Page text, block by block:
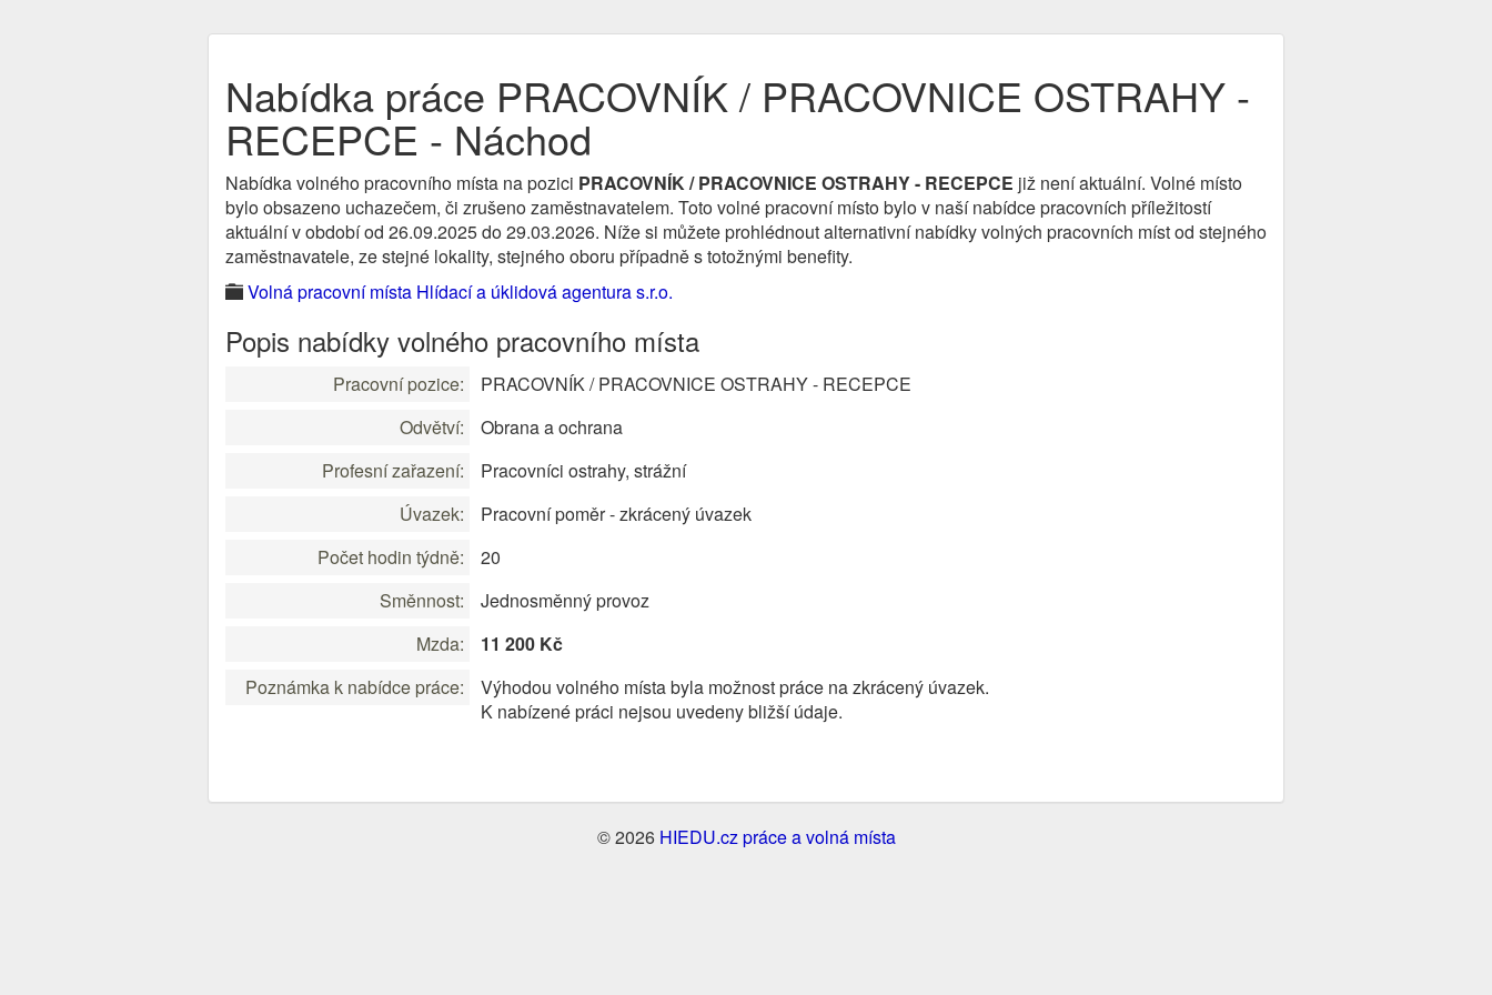
Nabídka práce PRACOVNÍK / PRACOVNICE OSTRAHY -
RECEPCE - Náchod
Nabídka volného pracovního místa na pozici PRACOVNÍK / PRACOVNICE OSTRAHY - RECEPCE již není aktuální. Volné místo
bylo obsazeno uchazečem, či zrušeno zaměstnavatelem. Toto volné pracovní místo bylo v naší nabídce pracovních příležitostí
aktuální v období od 26.09.2025 do 29.03.2026. Níže si můžete prohlédnout alternativní nabídky volných pracovních míst od stejného
zaměstnavatele, ze stejné lokality, stejného oboru případně s totožnými benefity.
Volná pracovní místa Hlídací a úklidová agentura s.r.o.
Popis nabídky volného pracovního místa
Pracovní pozice:
PRACOVNÍK / PRACOVNICE OSTRAHY - RECEPCE
Odvětví:
Obrana a ochrana
Profesní zařazení:
Pracovníci ostrahy, strážní
Úvazek:
Pracovní poměr - zkrácený úvazek
Počet hodin týdně:
20
Směnnost:
Jednosměnný provoz
Mzda:
11 200 Kč
Poznámka k nabídce práce:
Výhodou volného místa byla možnost práce na zkrácený úvazek.
K nabízené práci nejsou uvedeny bližší údaje.
© 2026 HIEDU.cz práce a volná místa